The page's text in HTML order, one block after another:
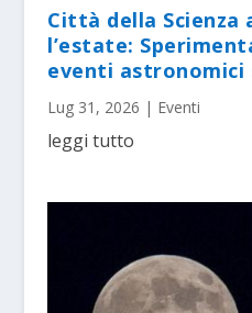
Città della
l’estate:
eventi
Lug 31, 2026 | Eventi
leggi tutto